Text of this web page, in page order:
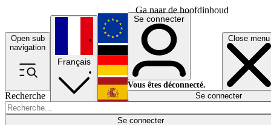
Ga naar de hoofdinhoud
Open sub
navigation
Close menu
Recherche
Se connecter
Économie
Français
English
Deutsch
Español
Se connecter
Vous êtes déconnecté.
Se connecter